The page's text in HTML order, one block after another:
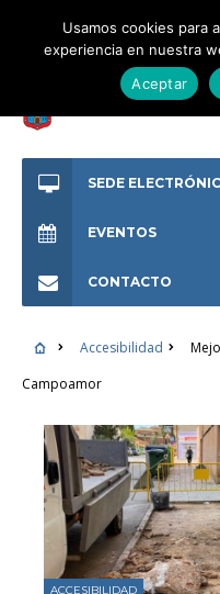
SEDE
EVENTOS
CONTACTO
Accesibilidad
Campoamor
ACCESIBILIDAD
Usamos cookies para
experiencia en nuestra
Aceptar